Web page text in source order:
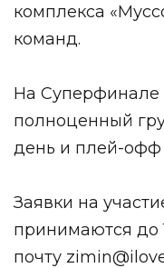
комплекса
команд.
На
полноценный
день и плей-офф
Заявки на
принимаются до
почту